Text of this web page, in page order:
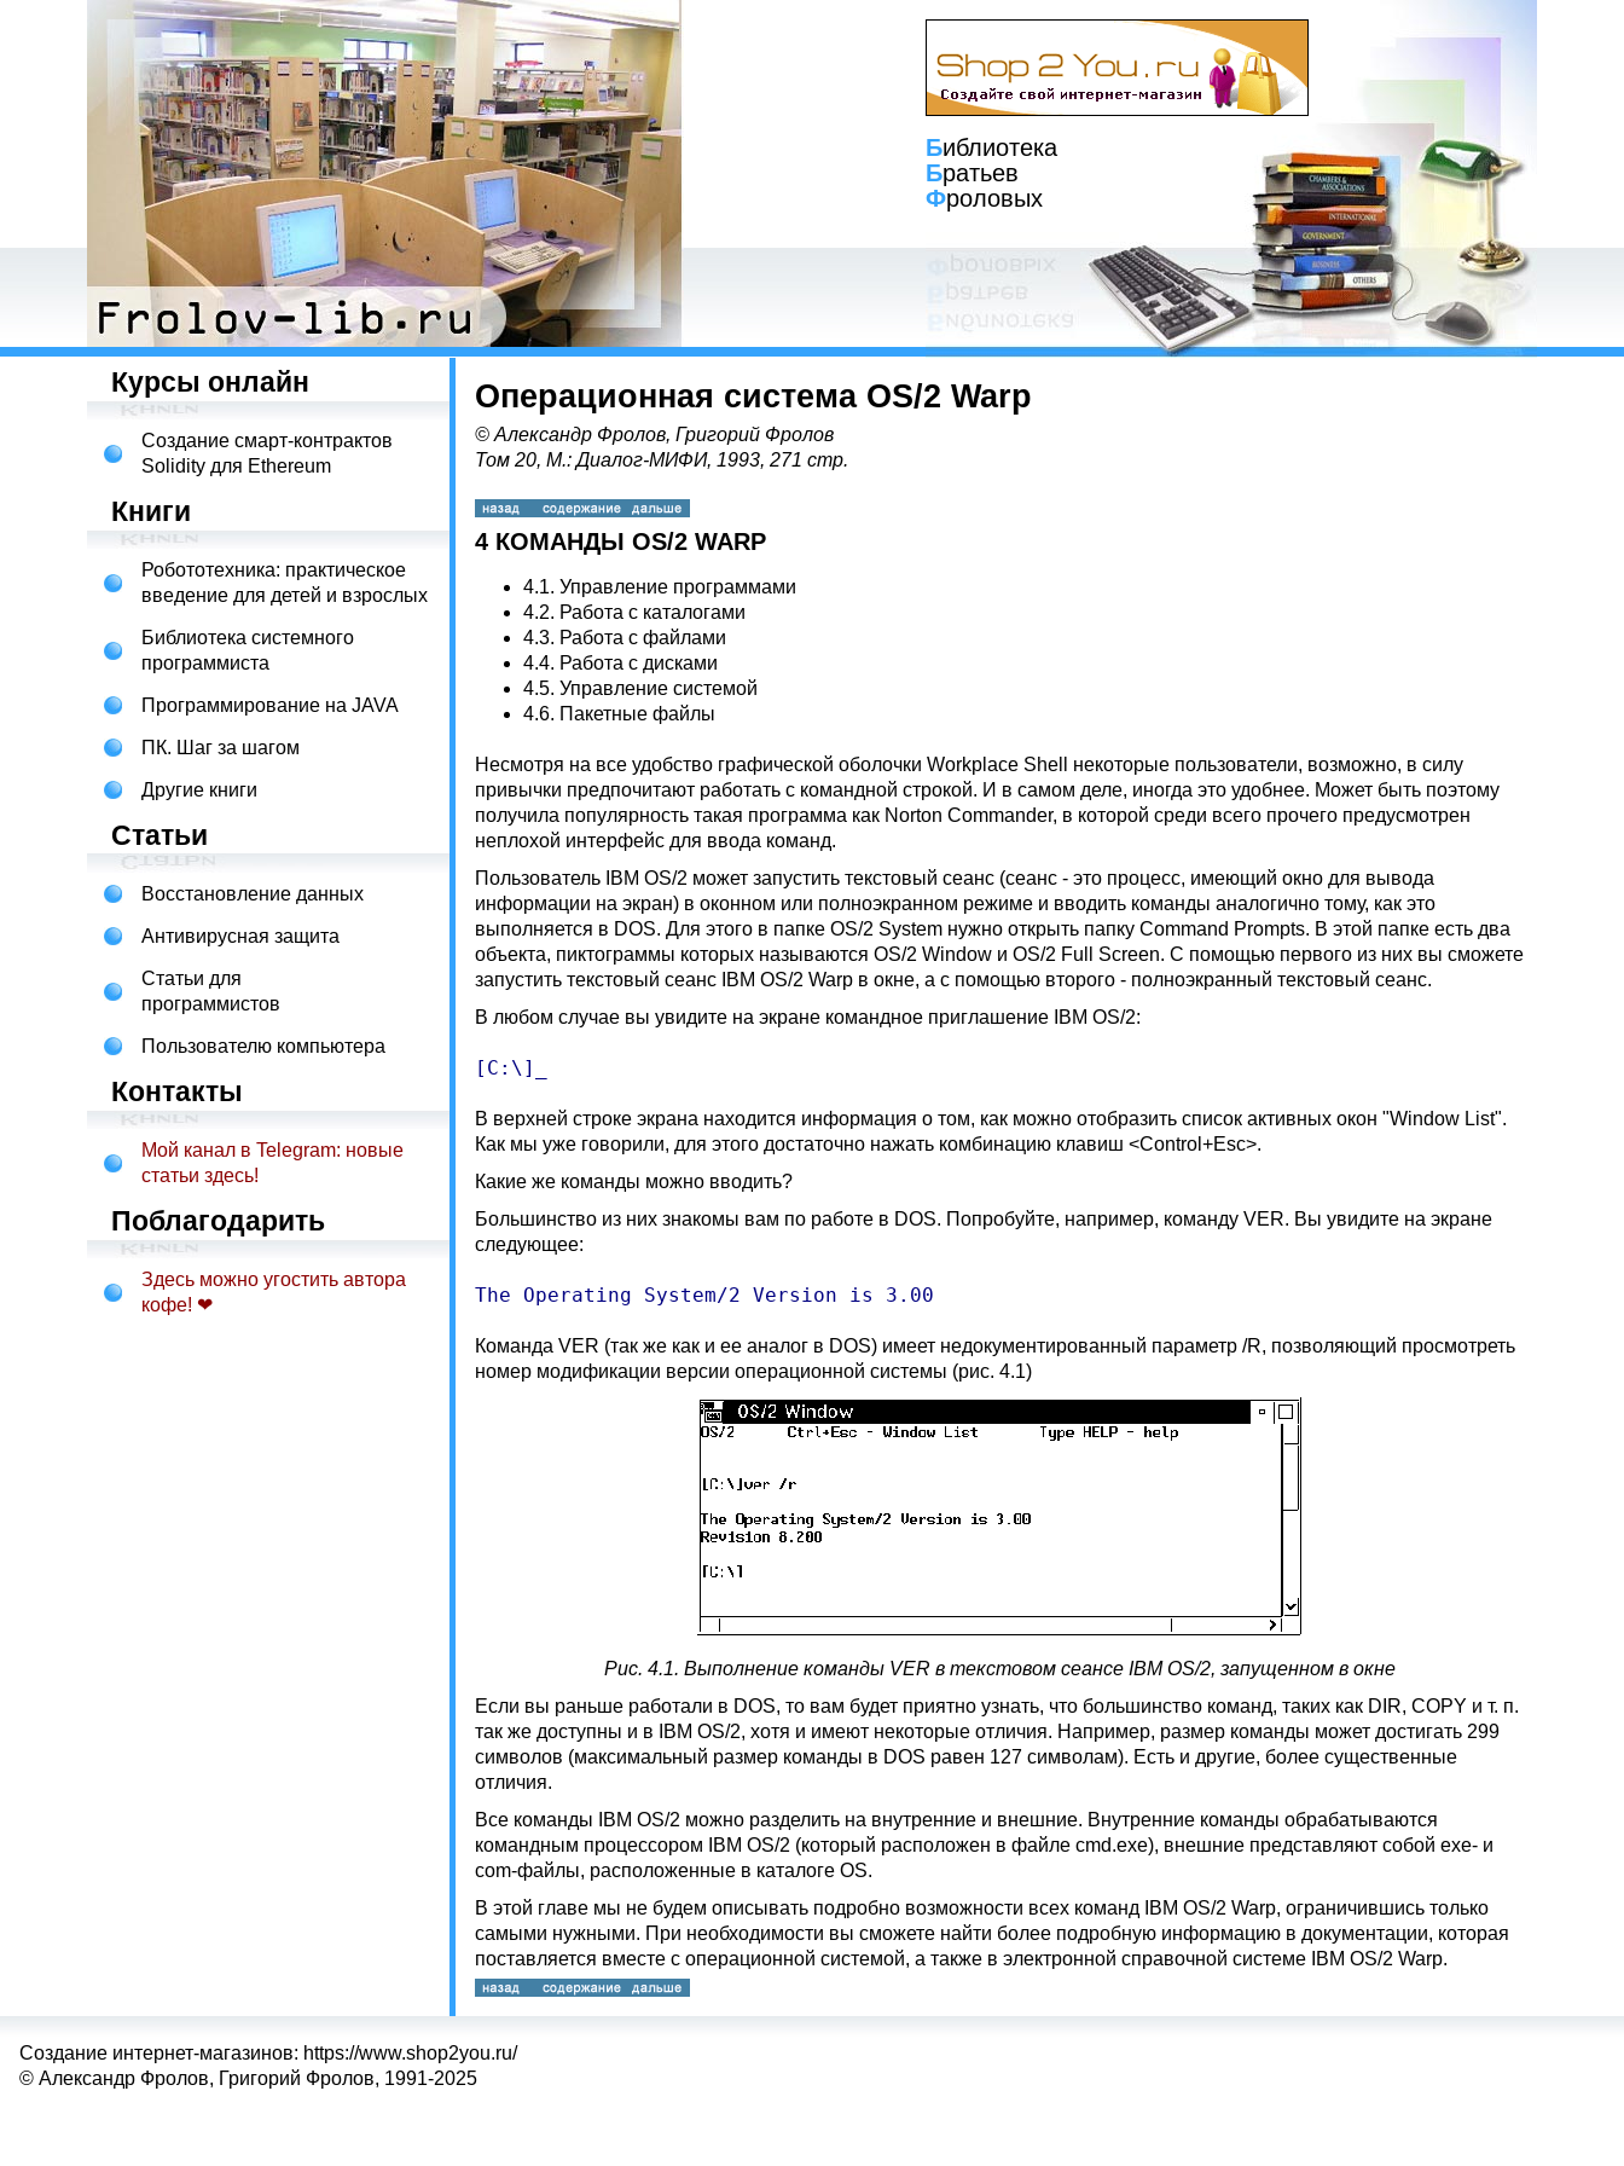
Библиотека
Братьев
Фроловых
Курсы онлайн
Создание смарт-контрактов
Solidity для Ethereum
Книги
Робототехника: практическое
введение для детей и взрослых
Библиотека системного
программиста
Программирование на JAVA
ПК. Шаг за шагом
Другие книги
Статьи
Восстановление данных
Антивирусная защита
Статьи для
программистов
Пользователю компьютера
Контакты
Мой канал в Telegram: новые
статьи здесь!
Поблагодарить
Здесь можно угостить автора
кофе! ❤
Операционная система OS/2 Warp
© Александр Фролов, Григорий Фролов
Том 20, М.: Диалог-МИФИ, 1993, 271 стр.
4 КОМАНДЫ OS/2 WARP
4.1. Управление программами
4.2. Работа с каталогами
4.3. Работа с файлами
4.4. Работа с дисками
4.5. Управление системой
4.6. Пакетные файлы
Несмотря на все удобство графической оболочки Workplace Shell некоторые пользователи, возможно, в силу
привычки предпочитают работать с командной строкой. И в самом деле, иногда это удобнее. Может быть поэтому
получила популярность такая программа как Norton Commander, в которой среди всего прочего предусмотрен
неплохой интерфейс для ввода команд.
Пользователь IBM OS/2 может запустить текстовый сеанс (сеанс - это процесс, имеющий окно для вывода
информации на экран) в оконном или полноэкранном режиме и вводить команды аналогично тому, как это
выполняется в DOS. Для этого в папке OS/2 System нужно открыть папку Command Prompts. В этой папке есть два
объекта, пиктограммы которых называются OS/2 Window и OS/2 Full Screen. С помощью первого из них вы сможете
запустить текстовый сеанс IBM OS/2 Warp в окне, а с помощью второго - полноэкранный текстовый сеанс.
В любом случае вы увидите на экране командное приглашение IBM OS/2:
[C:\]_
В верхней строке экрана находится информация о том, как можно отобразить список активных окон "Window List".
Как мы уже говорили, для этого достаточно нажать комбинацию клавиш <Control+Esc>.
Какие же команды можно вводить?
Большинство из них знакомы вам по работе в DOS. Попробуйте, например, команду VER. Вы увидите на экране
следующее:
The Operating System/2 Version is 3.00
Команда VER (так же как и ее аналог в DOS) имеет недокументированный параметр /R, позволяющий просмотреть
номер модификации версии операционной системы (рис. 4.1)
Рис. 4.1. Выполнение команды VER в текстовом сеансе IBM OS/2, запущенном в окне
Если вы раньше работали в DOS, то вам будет приятно узнать, что большинство команд, таких как DIR, COPY и т. п.
так же доступны и в IBM OS/2, хотя и имеют некоторые отличия. Например, размер команды может достигать 299
символов (максимальный размер команды в DOS равен 127 символам). Есть и другие, более существенные
отличия.
Все команды IBM OS/2 можно разделить на внутренние и внешние. Внутренние команды обрабатываются
командным процессором IBM OS/2 (который расположен в файле cmd.exe), внешние представляют собой exe- и
com-файлы, расположенные в каталоге OS.
В этой главе мы не будем описывать подробно возможности всех команд IBM OS/2 Warp, ограничившись только
самыми нужными. При необходимости вы сможете найти более подробную информацию в документации, которая
поставляется вместе с операционной системой, а также в электронной справочной системе IBM OS/2 Warp.
Создание интернет-магазинов: https://www.shop2you.ru/
© Александр Фролов, Григорий Фролов, 1991-2025